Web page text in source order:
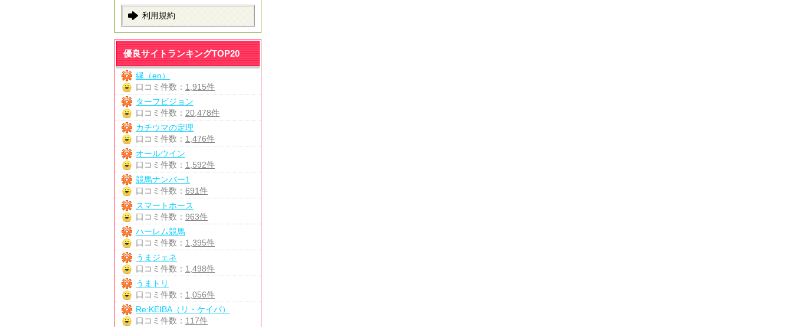
利用規約
優良サイトランキングTOP20
縁（en）
口コミ件数： 1,915件
ターフビジョン
口コミ件数： 20,478件
カチウマの定理
口コミ件数： 1,476件
オールウイン
口コミ件数： 1,592件
競馬ナンバー1
口コミ件数： 691件
スマートホース
口コミ件数： 963件
ハーレム競馬
口コミ件数： 1,395件
うまジェネ
口コミ件数： 1,498件
うまトリ
口コミ件数： 1,056件
Re:KEIBA（リ・ケイバ）
口コミ件数： 117件